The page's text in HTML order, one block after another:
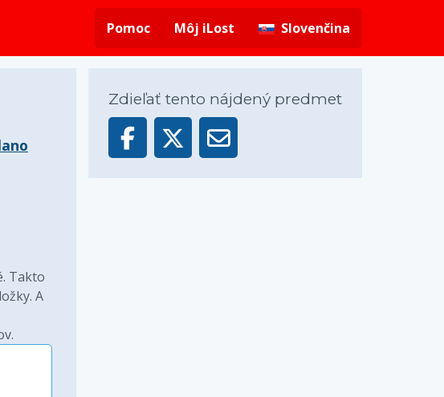
Pomoc Môj iLost Slovenčina
Takto
A
Zdieľať tento nájdený predmet